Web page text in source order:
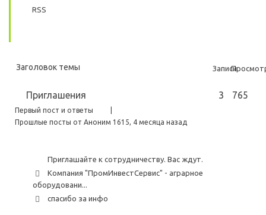
RSS
Заголовок темы Записи
Приглашения
Первый пост и ответы
Прошлые посты от Аноним 1615, 4 месяца назад
765
3
Приглашайте к сотрудничеству. Вас ждут.
Компания "ПромИнвестСервис" - аграрное
оборудовани...
спасибо за инфо